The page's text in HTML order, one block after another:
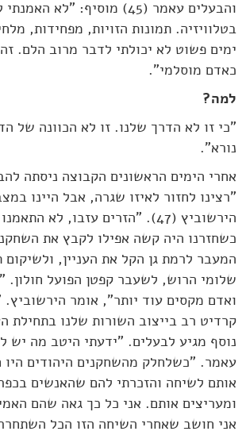
והבעלים עאמר (45) מוסיף: "לא
בטלוויזיה. תמונות הזויות, מפחידות,
ימים פשוט לא יכולתי לדבר מרוב הלם.
כאדם מוסלמי".
למה?
"כי זו לא הדרך שלנו. זו לא הכוונה של
נורא".
אחרי הימים הראשונים הקבוצה ניסתה
"רצינו לחזור לאיזו שגרה, אבל היינו
הירשוביץ (47). "הזרים עזבו, לא
כשחזרנו היה קשה אפילו לקבץ את
המעבר לרמת גן הקל את העניין, ולשיקום
שלומי הרוש, לשעבר קפטן הפועל חולון.
ואדם מקסים עוד יותר", אומר הירשוביץ.
קרדיט רב בייצוב השורות שלנו בתחילת
נוסף מגיע לבעלים. "ידעתי היטב מה יש
עאמר. "כשלחלק מהשחקנים היהודים
אותם לשיחה והזכרתי להם שהאנשים
ומעריצים אותם. אני כל כך גאה שהם
אני חושב שאחרי השיחה הזו הכל